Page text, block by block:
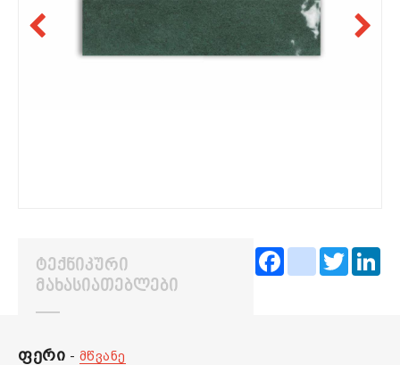
FacebookinstagramTwitter
ᲢᲔᲥᲜᲘᲙᲣᲠᲘ
ᲛᲐᲮᲐᲡᲘᲐᲗᲔᲑᲚᲔᲑᲘ
ფერი - მწვანე